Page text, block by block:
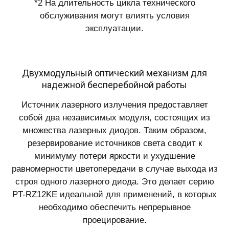
*2 На длительность цикла технического
обслуживания могут влиять условия
эксплуатации.
Двухмодульный оптический механизм для
надежной бесперебойной работы
Источник лазерного излучения предоставляет
собой два независимых модуля, состоящих из
множества лазерных диодов. Таким образом,
резервирование источников света сводит к
минимуму потери яркости и ухудшение
равномерности цветопередачи в случае выхода из
строя одного лазерного диода. Это делает серию
PT-RZ12KE идеальной для применений, в которых
необходимо обеспечить непрерывное
проецирование.